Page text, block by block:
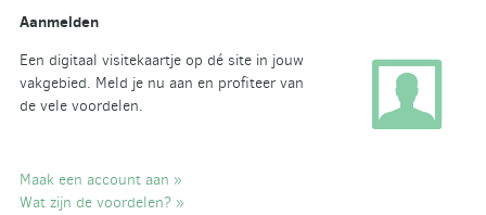
Aanmelden
Een digitaal visitekaartje op dé site in jouw
vakgebied. Meld je nu aan en profiteer van
de vele voordelen.
Maak een account aan »
Wat zijn de voordelen? »